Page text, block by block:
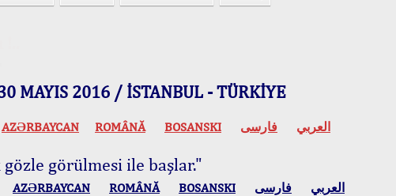
MAYIS 2016 / İSTANBUL - TÜRKİYE
AZӘRBAYCAN ROMÂNĂ BOSANSKI العربي فارسی
görülmesi ile başlar."
AZӘRBAYCAN ROMÂNĂ BOSANSKI العربي فارسی